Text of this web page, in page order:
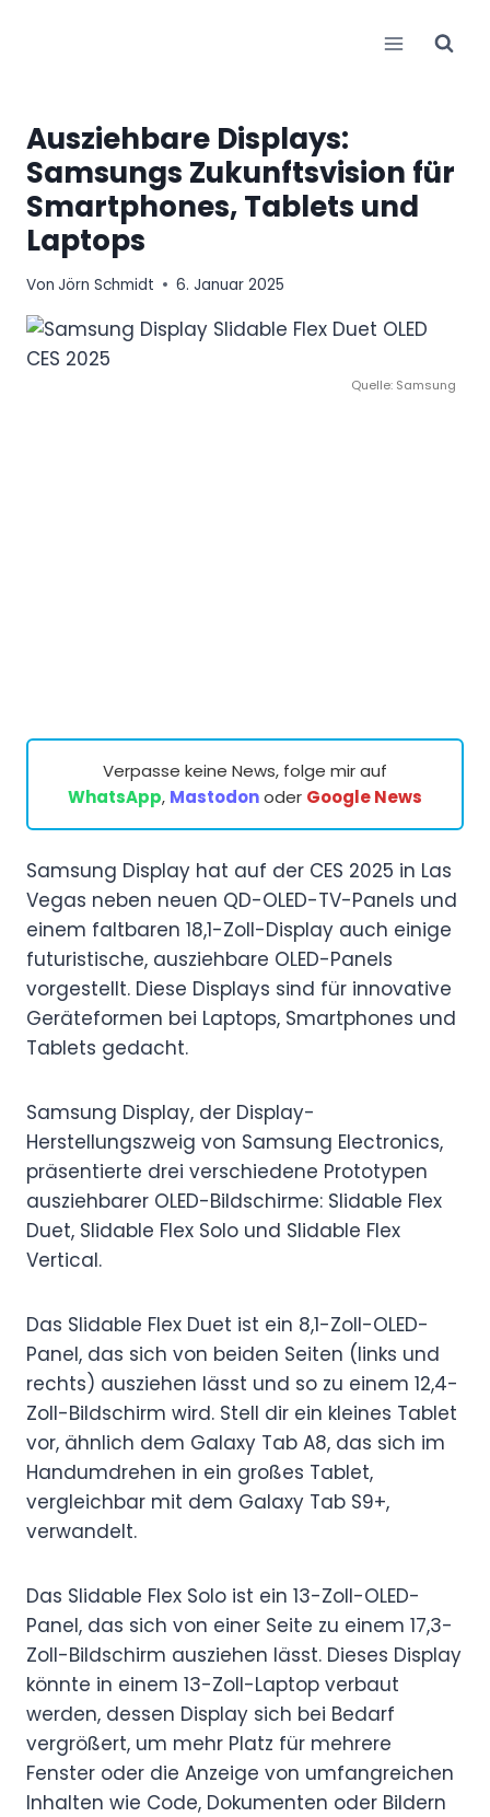
Ausziehbare Displays:
Samsungs Zukunftsvision für
Smartphones, Tablets und
Laptops
Von Jörn Schmidt 6. Januar 2025
Quelle: Samsung
Verpasse keine News, folge mir auf
WhatsApp, Mastodonoder Google News
Samsung Display hat auf der CES 2025 in Las
Vegas neben neuen QD-OLED-TV-Panels und
einem faltbaren 18,1-Zoll-Display auch einige
futuristische, ausziehbare OLED-Panels
vorgestellt. Diese Displays sind für innovative
Geräteformen bei Laptops, Smartphones und
Tablets gedacht.
Samsung Display, der Display-
Herstellungszweig von Samsung Electronics,
präsentierte drei verschiedene Prototypen
ausziehbarer OLED-Bildschirme: Slidable Flex
Duet, Slidable Flex Solo und Slidable Flex
Vertical.
Das Slidable Flex Duet ist ein 8,1-Zoll-OLED-
Panel, das sich von beiden Seiten (links und
rechts) ausziehen lässt und so zu einem 12,4-
Zoll-Bildschirm wird. Stell dir ein kleines Tablet
vor, ähnlich dem Galaxy Tab A8, das sich im
Handumdrehen in ein großes Tablet,
vergleichbar mit dem Galaxy Tab S9+,
verwandelt.
Das Slidable Flex Solo ist ein 13-Zoll-OLED-
Panel, das sich von einer Seite zu einem 17,3-
Zoll-Bildschirm ausziehen lässt. Dieses Display
könnte in einem 13-Zoll-Laptop verbaut
werden, dessen Display sich bei Bedarf
vergrößert, um mehr Platz für mehrere
Fenster oder die Anzeige von umfangreichen
Inhalten wie Code, Dokumenten oder Bildern